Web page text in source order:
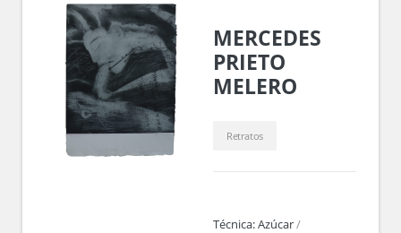
MERCEDES
PRIETO
MELERO
Retratos
Técnica:Azúcar/